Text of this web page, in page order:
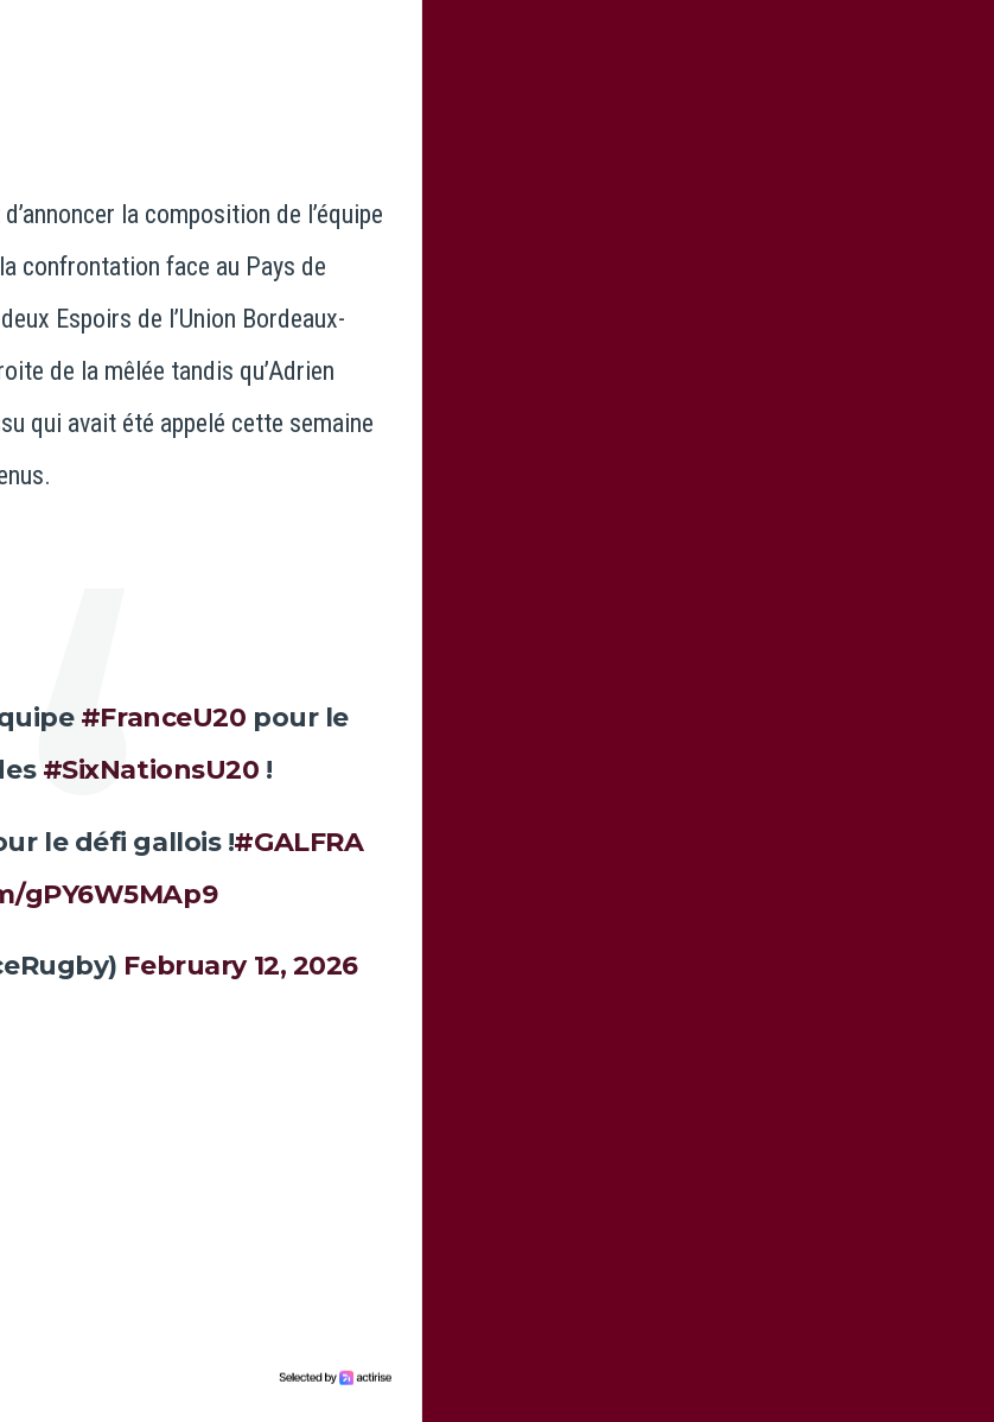
la composition de l’équipe
confrontation face au Pays de
Espoirs de l’Union Bordeaux-
de la mêlée tandis qu’Adrien
qui avait été appelé cette semaine
#FranceU20 pour le
#SixNationsU20 !
le défi gallois !#GALFRA
gPY6W5MAp9
February 12, 2026